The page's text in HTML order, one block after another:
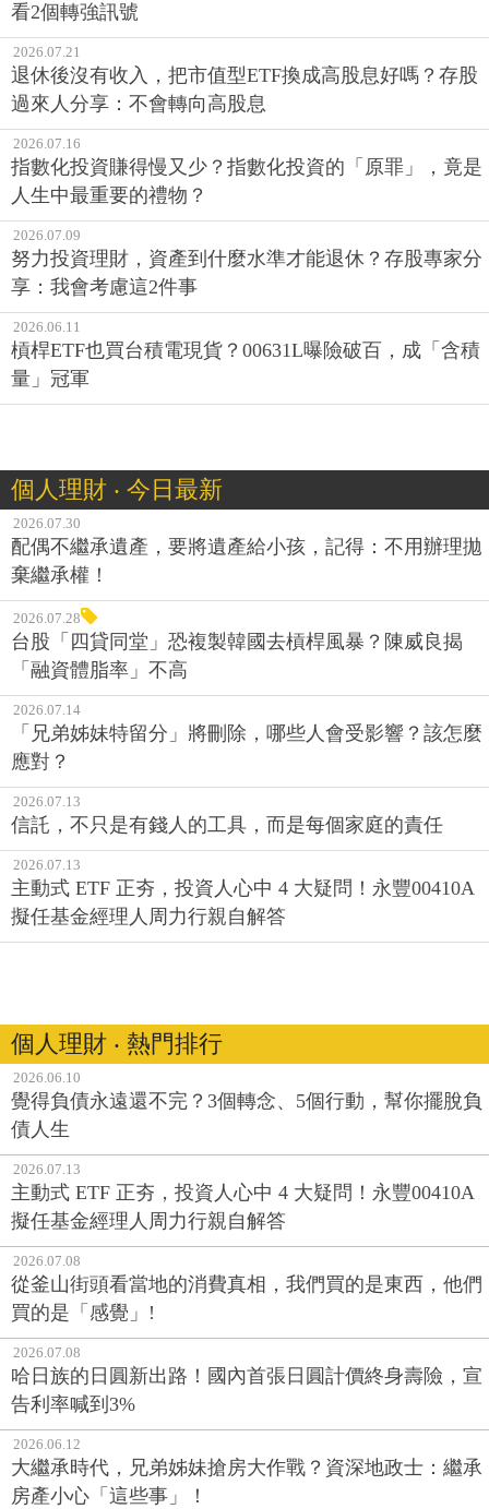
看2個轉強訊號
2026.07.21
退休後沒有收入，把市值型ETF換成高股息好嗎？存股
過來人分享：不會轉向高股息
2026.07.16
指數化投資賺得慢又少？指數化投資的「原罪」，竟是
人生中最重要的禮物？
2026.07.09
努力投資理財，資產到什麼水準才能退休？存股專家分
享：我會考慮這2件事
2026.06.11
槓桿ETF也買台積電現貨？00631L曝險破百，成「含積
量」冠軍
個人理財 ‧ 今日最新
2026.07.30
配偶不繼承遺產，要將遺產給小孩，記得：不用辦理拋
棄繼承權！
2026.07.28
台股「四貸同堂」恐複製韓國去槓桿風暴？陳威良揭
「融資體脂率」不高
2026.07.14
「兄弟姊妹特留分」將刪除，哪些人會受影響？該怎麼
應對？
2026.07.13
信託，不只是有錢人的工具，而是每個家庭的責任
2026.07.13
主動式 ETF 正夯，投資人心中 4 大疑問！永豐00410A
擬任基金經理人周力行親自解答
個人理財 ‧ 熱門排行
2026.06.10
覺得負債永遠還不完？3個轉念、5個行動，幫你擺脫負
債人生
2026.07.13
主動式 ETF 正夯，投資人心中 4 大疑問！永豐00410A
擬任基金經理人周力行親自解答
2026.07.08
從釜山街頭看當地的消費真相，我們買的是東西，他們
買的是「感覺」!
2026.07.08
哈日族的日圓新出路！國內首張日圓計價終身壽險，宣
告利率喊到3%
2026.06.12
大繼承時代，兄弟姊妹搶房大作戰？資深地政士：繼承
房產小心「這些事」！